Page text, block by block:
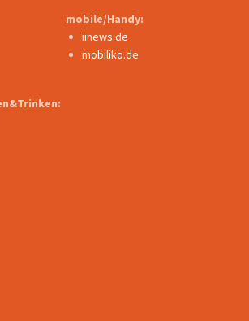
mobile/Handy:
iinews.de
mobiliko.de